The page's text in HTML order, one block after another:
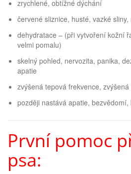
zrychlené, obtížné dýchání
červené sliznice, husté, vazké
dehydratace – (při vytvoření kožní
velmi pomalu)
skelný pohled, nervozita, panika,
apatie
zvýšená tepová frekvence,
později nastává apatie,
První pomoc
psa: